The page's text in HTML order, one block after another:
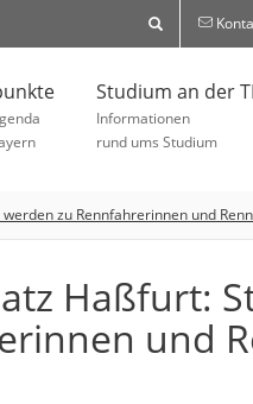
Studium an der
Informationen
rund ums Studium
zu Rennfahrerinnen und
Haßfurt:
und